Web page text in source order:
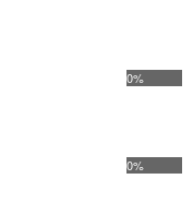
0%
0%